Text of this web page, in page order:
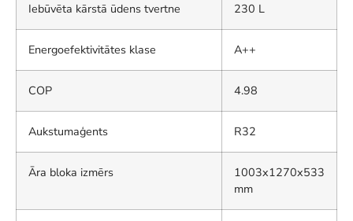
Iebūvēta kārstā ūdens tvertne 230 L
Energoefektivitātes klase A++
COP 4.98
Aukstumaģents R32
Āra bloka izmērs
1003x1270x533
mm